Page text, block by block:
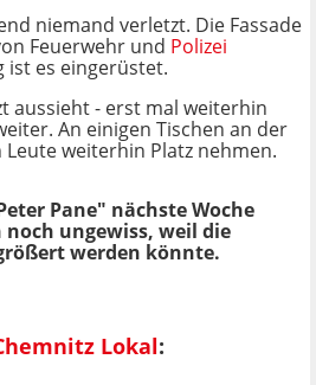
niemand verletzt. Die Fassade
Feuerwehr und Polizei
ist es eingerüstet.
aussieht - erst mal weiterhin
An einigen Tischen an der
weiterhin Platz nehmen.
Pane" nächste Woche
ungewiss, weil die
werden könnte.
Lokal: